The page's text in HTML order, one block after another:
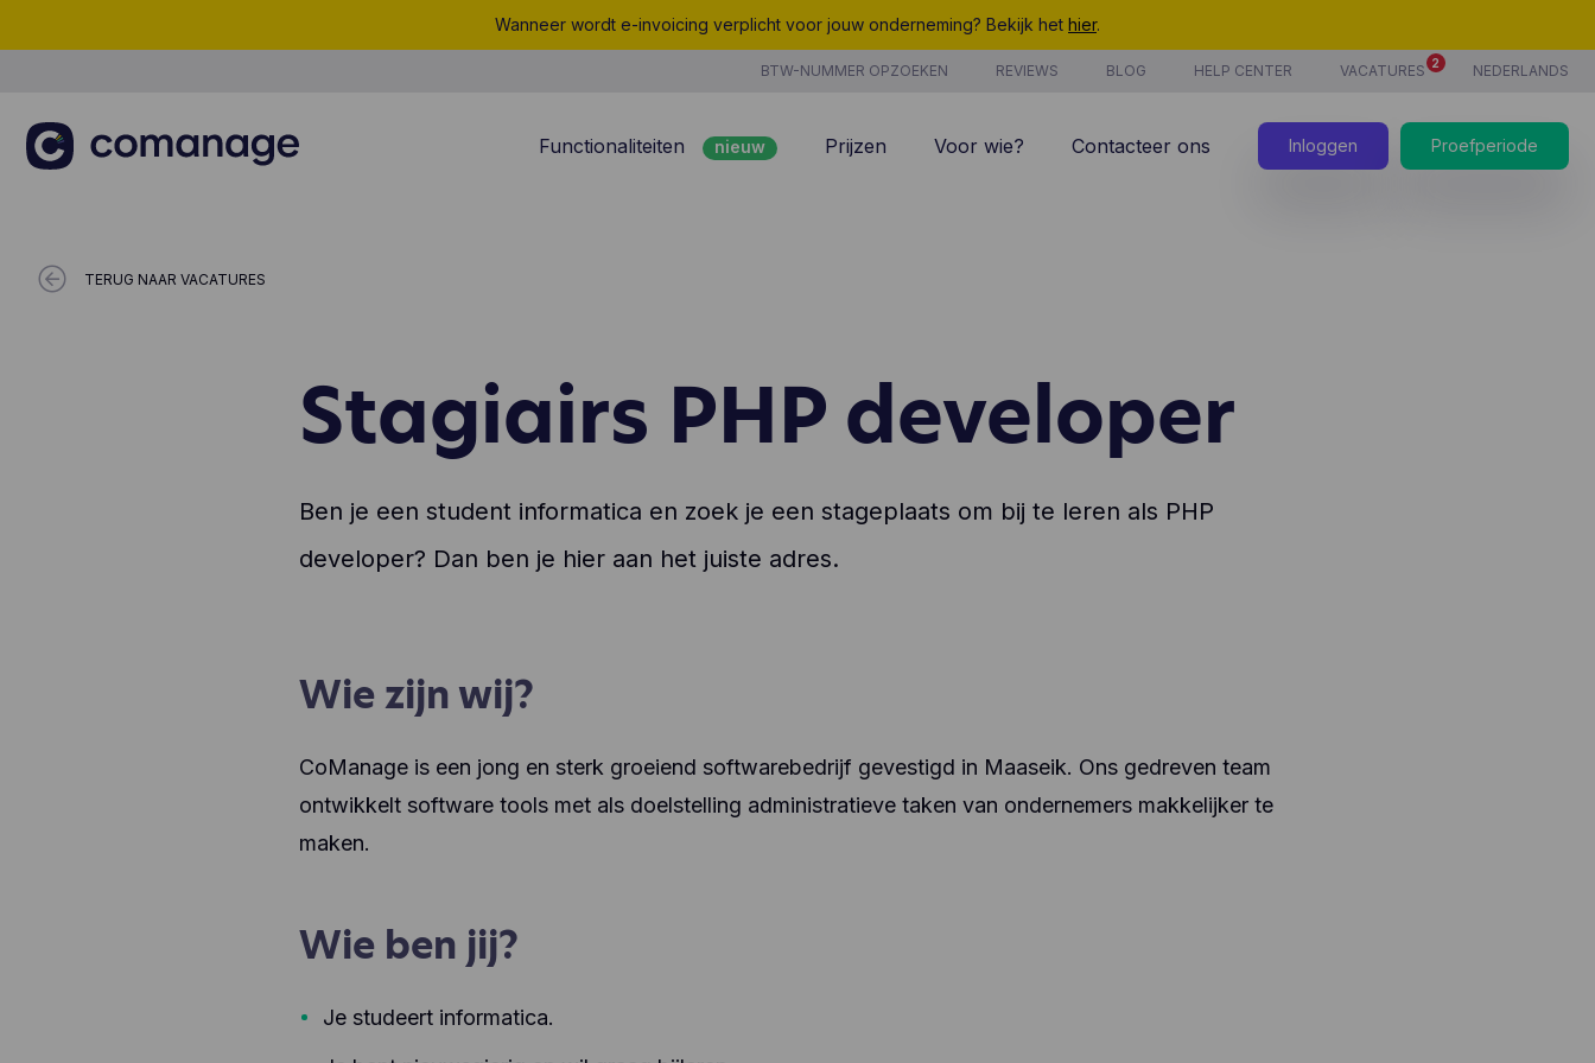
Wanneer wordt e-invoicing verplicht voor jouw onderneming? Bekijk het hier.
BTW-NUMMER OPZOEKEN REVIEWS BLOG HELP CENTER VACATURES 2 NEDERLANDS
Functionaliteiten nieuw
Projectbeheer nieuw
Analyse
Prijzen Voor wie? Contacteer ons Inloggen Proefperiode
TERUG NAAR VACATURES
Stagiairs PHP developer
Ben je een student informatica en zoek je een stageplaats om bij te leren als PHP
developer? Dan ben je hier aan het juiste adres.
Wie zijn wij?
CoManage is een jong en sterk groeiend softwarebedrijf gevestigd in Maaseik. Ons gedreven team
ontwikkelt software tools met als doelstelling administratieve taken van ondernemers makkelijker te
maken.
Wie ben jij?
Je studeert informatica.